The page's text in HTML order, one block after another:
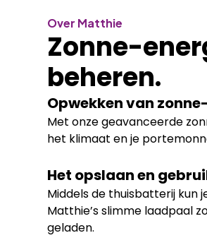
Over Matthie
Zonne-
beheren.
Opwekken van
Met onze geavanceerde
het klimaat en je
Het opslaan en
Middels de thuisbatterij kun
Matthie’s slimme laadpaal
geladen.